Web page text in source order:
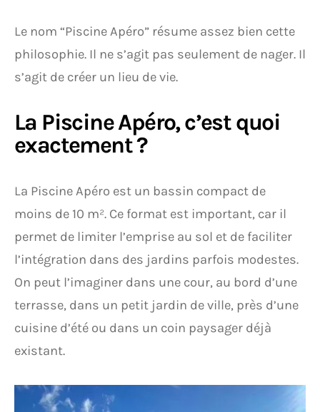
Le nom “Piscine Apéro” résume assez bien cette
philosophie. Il ne s’agit pas seulement de nager. Il
s’agit de créer un lieu de vie.
La Piscine Apéro, c’est quoi
exactement ?
La Piscine Apéro est un bassin compact de
moins de 10 m². Ce format est important, car il
permet de limiter l’emprise au sol et de faciliter
l’intégration dans des jardins parfois modestes.
On peut l’imaginer dans une cour, au bord d’une
terrasse, dans un petit jardin de ville, près d’une
cuisine d’été ou dans un coin paysager déjà
existant.